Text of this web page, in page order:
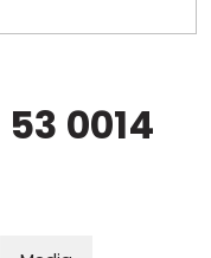
53 0014